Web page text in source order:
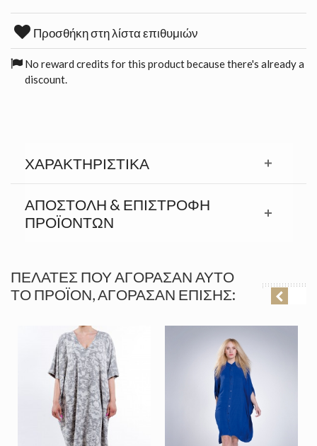
Προσθήκη στη λίστα επιθυμιών
No reward credits for this product because there's already a
discount.
ΧΑΡΑΚΤΗΡΙΣΤΙΚΆ
ΑΠΟΣΤΟΛΉ & ΕΠΙΣΤΡΟΦΉ
ΠΡΟΪΟΝΤΩΝ
ΠΕΛΆΤΕΣ ΠΟΥ ΑΓΌΡΑΣΑΝ ΑΥΤΌ
ΤΟ ΠΡΟΪΌΝ, ΑΓΌΡΑΣΑΝ ΕΠΊΣΗΣ: